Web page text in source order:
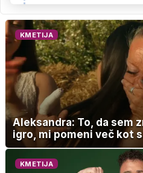
KMETIJA
Aleksandra: To, da sem
igro, mi pomeni več kot
KMETIJA